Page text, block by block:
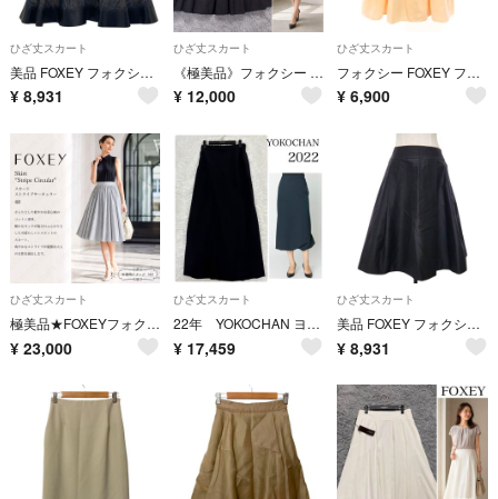
ひざ丈スカート
美品 FOXEY フォクシー ポリウレタン加工 フレアスカート 39701 サイズ38 ネイビー ブラウン レディース 古着 中古 USED
¥ 8,931
ひざ丈スカート
《極美品》フォクシー 定価9.3万 ワッフルタックフレアスカート ダークグレー
¥ 12,000
ひざ丈スカート
フォクシー FOXEY フレアスカート ひざ丈 タック 40 アイボリー
¥ 6,900
ひざ丈スカート
極美品★FOXEYフォクシースカート ストライプサーキュラー 40掲載商品
¥ 23,000
ひざ丈スカート
22年 YOKOCHAN ヨーコチャン コクーンスカート
¥ 17,459
ひざ丈スカート
美品 FOXEY フォクシー タックフレアスカート 38636 サイズ38 ブラック レディース 古着 中古 USED
¥ 8,931